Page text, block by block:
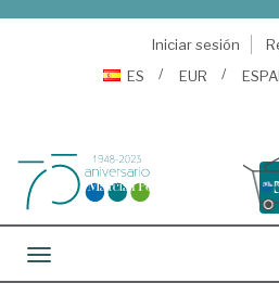
Iniciar sesión
ES
EUR
Toggle navigation